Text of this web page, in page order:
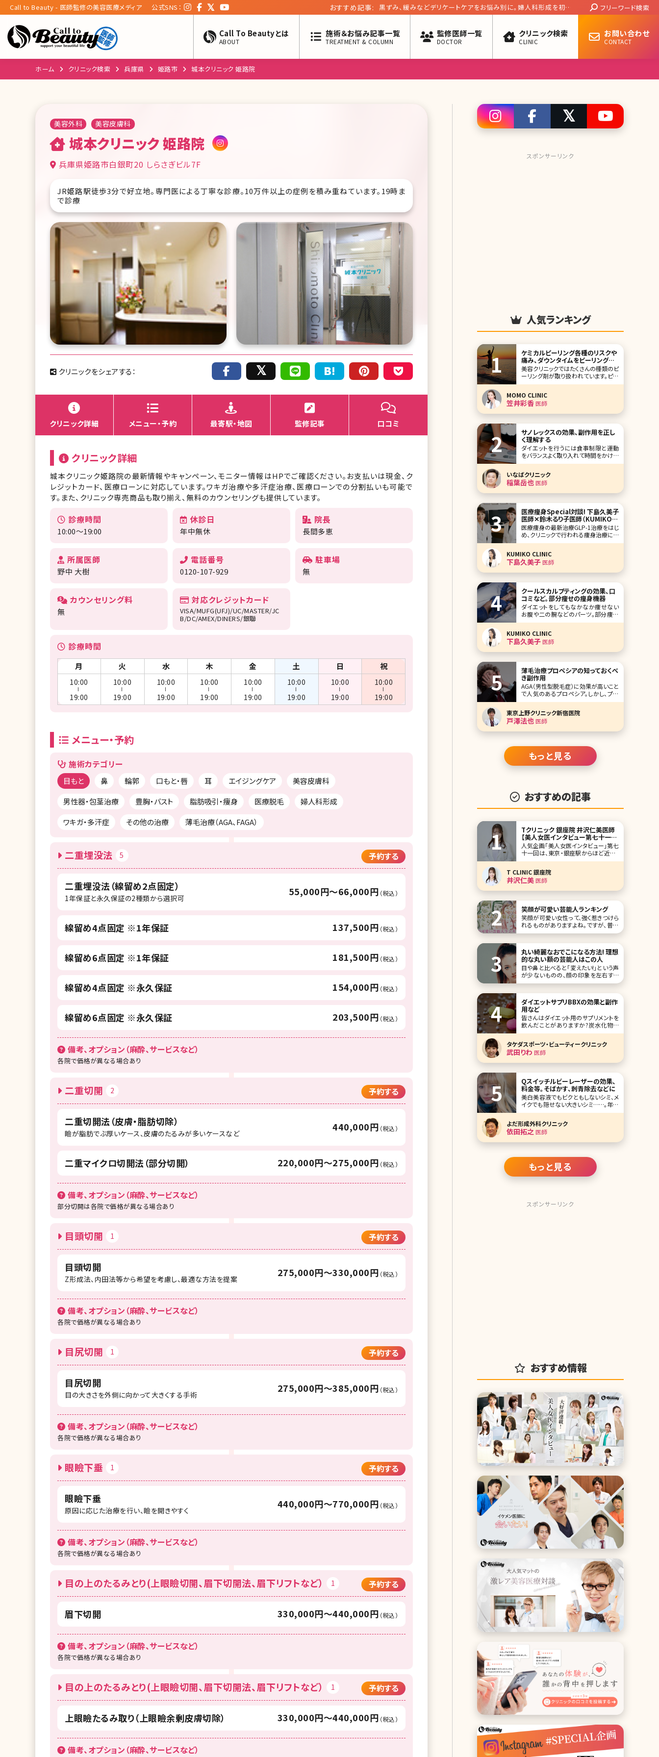
Call to Beauty - 医師監修の美容医療メディア 公式SNS： おすすめ記事: ぱっちり二重がきれいな芸能人ランキング Search:
フリーワード検索
Call To Beautyとは
ABOUT
施術＆お悩み記事一覧
TREATMENT & COLUMN
監修医師一覧
DOCTOR
クリニック検索
CLINIC
お問い合わせ
CONTACT
ホーム クリニック検索 兵庫県 姫路市 城本クリニック 姫路院
美容外科 美容皮膚科
城本クリニック 姫路院
兵庫県姫路市白銀町20 しらさぎビル7F
JR姫路駅徒歩3分で好立地。専門医による丁寧な診療。10万件以上の症例を積み重ねています。19時ま
で診療
クリニックをシェアする：
クリニック詳細 メニュー・予約 最寄駅・地図 監修記事 口コミ
クリニック詳細
城本クリニック姫路院の最新情報やキャンペーン、モニター情報はHPでご確認ください。お支払いは現金、ク
レジットカード、医療ローンに対応しています。ワキガ治療や多汗症治療、医療ローンでの分割払いも可能で
す。また、クリニック専売商品も取り揃え、無料のカウンセリングも提供しています。
診療時間
10:00～19:00
休診日
年中無休
院長
長間多恵
所属医師
野中 大樹
電話番号
0120-107-929
駐車場
無
カウンセリング料
無
対応クレジットカード
VISA/MUFG(UFJ)/UC/MASTER/JC
B/DC/AMEX/DINERS/銀聯
診療時間
月 火 水 木 金 土 日 祝
10:00
19:00
10:00
19:00
10:00
19:00
10:00
19:00
10:00
19:00
10:00
19:00
10:00
19:00
10:00
19:00
メニュー・予約
施術カテゴリー
目もと 鼻 輪郭 口もと・唇 耳 エイジングケア
美容皮膚科
男性器・包茎治療
豊胸・バスト 脂肪吸引・痩身 医療脱毛
婦人科形成
ワキガ・多汗症
その他の治療 薄毛治療（AGA、FAGA）
二重埋没法 5 予約する
二重埋没法（線留め2点固定）
1年保証と永久保証の2種類から選択可
55,000円〜66,000円 （税込）
線留め4点固定 ※1年保証 137,500円 （税込）
線留め6点固定 ※1年保証 181,500円 （税込）
線留め4点固定 ※永久保証 154,000円 （税込）
線留め6点固定 ※永久保証 203,500円 （税込）
備考、オプション（麻酔、サービスなど）
各院で価格が異なる場合あり
二重切開 2 予約する
二重切開法（皮膚・脂肪切除）
瞼が脂肪でぶ厚いケース、皮膚のたるみが多いケースなど
440,000円 （税込）
二重マイクロ切開法（部分切開） 220,000円〜275,000円 （税込）
備考、オプション（麻酔、サービスなど）
部分切開は各院で価格が異なる場合あり
目頭切開 1 予約する
目頭切開
Z形成法、内田法等から希望を考慮し、最適な方法を提案
275,000円〜330,000円 （税込）
備考、オプション（麻酔、サービスなど）
各院で価格が異なる場合あり
目尻切開 1 予約する
目尻切開
目の大きさを外側に向かって大きくする手術
275,000円〜385,000円 （税込）
備考、オプション（麻酔、サービスなど）
各院で価格が異なる場合あり
眼瞼下垂 1 予約する
眼瞼下垂
原因に応じた治療を行い、瞼を開きやすく
440,000円〜770,000円 （税込）
備考、オプション（麻酔、サービスなど）
各院で価格が異なる場合あり
目の上のたるみとり(上眼瞼切開、眉下切開法、眉下リフトなど） 1 予約する
眉下切開 330,000円〜440,000円 （税込）
備考、オプション（麻酔、サービスなど）
各院で価格が異なる場合あり
目の上のたるみとり(上眼瞼切開、眉下切開法、眉下リフトなど） 1 予約する
上眼瞼たるみ取り（上眼瞼余剰皮膚切除） 330,000円〜440,000円 （税込）
備考、オプション（麻酔、サービスなど）
スポンサーリンク
人気ランキング
ケミカルピーリング各種のリスクや
痛み、ダウンタイムをピーリング薬
剤ごとに解説
美容クリニックではたくさんの種類のピ
ーリング剤が取り扱われています。ピー
リングは他の美容医療に比べるとダウ
ての施術でも手を伸ばしやすく、読者の
中にも受けたことがある方は多くいら
っしゃるかと思います。 ひとえにピーリ
MOMO CLINIC
笠井彩香医師
サノレックスの効果、副作用を正し
く理解する
ダイエットを行うには食事制限と運動
をバランスよく取り入れて時間をかけて
行うことが大切。そう分かっていても、
ありますよね。また頑張ってもダイエッ
トが成功しない場合、心が折れてしまい
そうになることも。そんな悩み
いなばクリニック
稲葉岳也医師
医療痩身Special対談! 下島久美子
医師✕鈴木るり子医師（KUMIKO
CLINIC）
医療痩身の最新治療GLP-1治療をはじ
め、クリニックで行われる痩身治療につ
いて、美人女医二人による対談が実現!
カルプティングをいち早く取り入れ、痩
身治療全般に造詣が深い、東京都千代
田区有楽町にあるKUMIKO CLINICの
KUMIKO CLINIC
下島久美子医師
クールスカルプティングの効果、口
コミなど。部分痩せの痩身機器
ダイエットをしてもなかなか痩せない
お腹や二の腕などのパーツ。部分痩せ
を叶えるには脂肪吸引が手っ取り早い
が強いといったイメージがあり怖くて
受けられないという方も多いのではな
いでしょうか。“切らない脂肪吸引”には
KUMIKO CLINIC
下島久美子医師
薄毛治療プロペシアの知っておくべ
き副作用
AGA（男性型脱毛症）に効果が高いこと
で人気のあるプロペシア。しかし、プロ
ペシアにも副作用がありました。いった
いどんな副作用があり、どんなことに
気を付ける必要があるのでしょうか?詳
しくご紹介していきます。 プロペシアっ
てこんな薬 プロペシアはAGA（男性型
東京上野クリニック新宿医院
戸澤法也医師
もっと見る
おすすめの記事
Tクリニック 銀座院 井沢仁美医師
【美人女医インタビュー第七十一
回】
人気企画「美人女医インタビュー」第七
十一回は、東京・銀座駅からほど近いT
クリニック（T CLINIC）銀座院の井沢仁
美（いざわひとみ）先生です。相良卓哉
院長が開院したTクリニックは、顔整形
がメインのクリニック。二重整形や目の
下のクマ取り、小顔治療といった外科
容医療
T CLINIC 銀座院
井沢仁美医師
笑顔が可愛い芸能人ランキング
笑顔が可愛い女性って、強く惹きつけら
れるものがありますよね。ですが、普段
思いっきり笑顔になることは、そこまで
笑顔になれば、もっと素敵な人になれ
るかもしれません。 そこで、「笑顔が可
愛い女性芸能人」を10人集めてみまし
た!笑顔が可愛い人たちを見て、素敵な
笑
丸い綺麗なおでこになる方法! 理想
的な丸い額の芸能人はこの人
目や鼻と比べると「変えたい!」という声
が少ないものの、顔の印象を左右する
パーツがおでこです。皆さんは自分の
ていて、芸能人でもおでこの整形をして
いる人が少なく
ダイエットサプリBBXの効果と副作
用など
皆さんはダイエット用のサプリメントを
飲んだことがありますか?炭水化物や
脂質の吸収を抑える成分を配合したダ
イエットサポートサプリメントはいくつ
もありますが、体重を維持する程度の
効果しかないと感じている方が多いの
ではないでしょうか。そこで、是非チェッ
タケダスポーツ・ビューティークリニック
武田りわ 医師
Qスイッチルビーレーザーの効果、
料金等。そばかす、刺青除去などに
美白美容液でもビクともしないシミ、メ
イクでも隠せない大きいシミ……。年齢
とともに濃くなるこんなシミに悩む方
の中には「もうレーザーで取るしかな
いのかも?」と考えている方もいるので
はないでしょうか。とはいえ、多種多様
なレーザーがある
よだ形成外科クリニック
依田拓之 医師
もっと見る
スポンサーリンク
おすすめ情報